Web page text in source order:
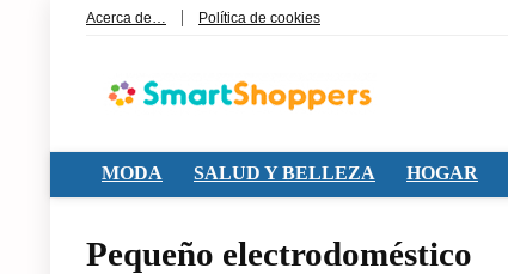
Acerca de… Política de cookies
MODA SALUD Y BELLEZA HOGAR
Pequeño electrodoméstico